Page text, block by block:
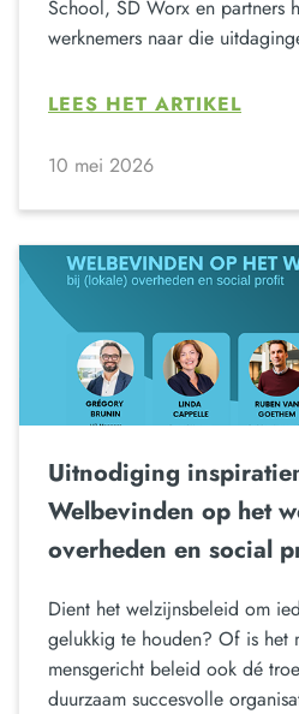
School, SD Worx en partners
werknemers naar die
LEES HET ARTIKEL
10 mei 2026
Uitnodiging
Welbevinden op het
overheden en social
Dient het welzijnsbeleid om
gelukkig te houden? Of is het
mensgericht beleid ook dé
duurzaam succesvolle